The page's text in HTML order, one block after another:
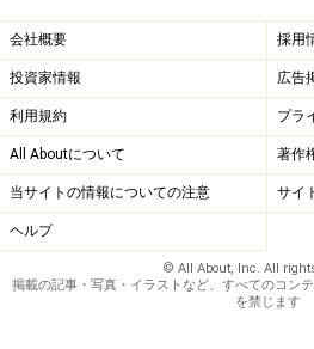
会社概要 採用
投資家情報 広告
利用規約 プラ
All Aboutについて 著作
当サイトの情報についての注意 サイ
ヘルプ
© All About, Inc. All
掲載の記事・写真・イラストなど、すべてのコン
を禁じます